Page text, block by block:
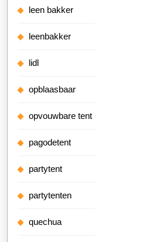
leen bakker
leenbakker
lidl
opblaasbaar
opvouwbare tent
pagodetent
partytent
partytenten
quechua